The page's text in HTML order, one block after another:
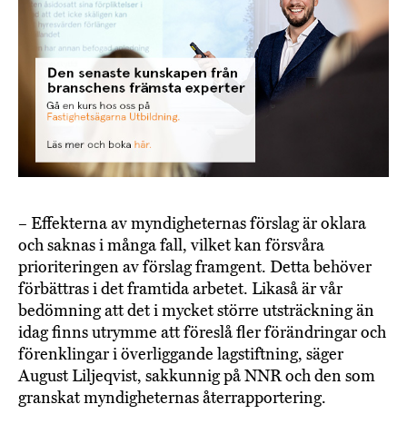
– Effekterna av myndigheternas förslag är oklara
och saknas i många fall, vilket kan försvåra
prioriteringen av förslag framgent. Detta behöver
förbättras i det framtida arbetet. Likaså är vår
bedömning att det i mycket större utsträckning än
idag finns utrymme att föreslå fler förändringar och
förenklingar i överliggande lagstiftning, säger
August Liljeqvist, sakkunnig på NNR och den som
granskat myndigheternas återrapportering.